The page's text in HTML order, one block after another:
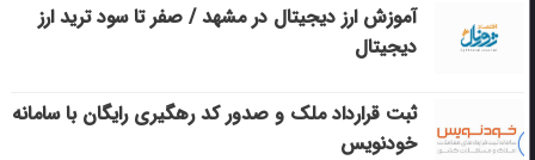
آموزش ارز دیجیتال در مشهد / صفر تا سود ترید ارز
دیجیتال
ثبت قرارداد ملک و صدور کد رهگیری رایگان با سامانه
خودنویس